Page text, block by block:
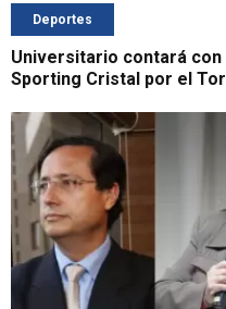
Deportes
Universitario contará
Sporting Cristal por el